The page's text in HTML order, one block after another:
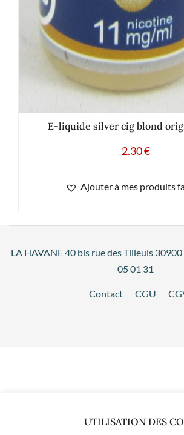
E-liquide silver cig blond
2.30€
Ajouter à mes produits
LA HAVANE 40 bis rue des Tilleuls
05 01 31
Contact CGU
UTILISATION DES